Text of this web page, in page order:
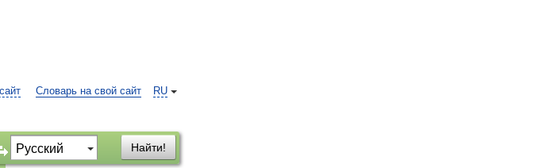
RU
Словарь на свой сайт
Найти!